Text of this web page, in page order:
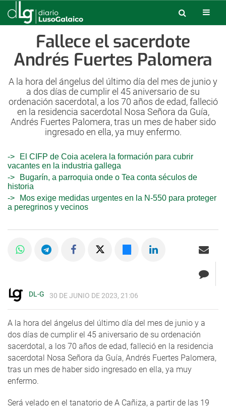
Fallece el sacerdote
Andrés Fuertes Palomera
A la hora del ángelus del último día del mes de junio y
a dos días de cumplir el 45 aniversario de su
ordenación sacerdotal, a los 70 años de edad, falleció
en la residencia sacerdotal Nosa Señora da Guía,
Andrés Fuertes Palomera, tras un mes de haber sido
ingresado en ella, ya muy enfermo.
El CIFP de Coia acelera la formación para cubrir
vacantes en la industria gallega
Bugarín, a parroquia onde o Tea conta séculos de
historia
Mos exige medidas urgentes en la N-550 para proteger
a peregrinos y vecinos
DL-G 30 DE JUNIO DE 2023, 21:06
A la hora del ángelus del último día del mes de junio y a
dos días de cumplir el 45 aniversario de su ordenación
sacerdotal, a los 70 años de edad, falleció en la residencia
sacerdotal Nosa Señora da Guía, Andrés Fuertes Palomera,
tras un mes de haber sido ingresado en ella, ya muy
enfermo.
Será velado en el tanatorio de A Cañiza, a partir de las 19